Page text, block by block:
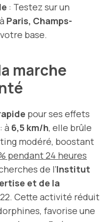
: Testez sur un
Paris, Champs-
base.
marche
pour ses effets
à 6,5 km/h, elle brûle
modéré, boostant
pendant 24 heures
de l’Institut
et de la
Cette activité réduit
favorise une